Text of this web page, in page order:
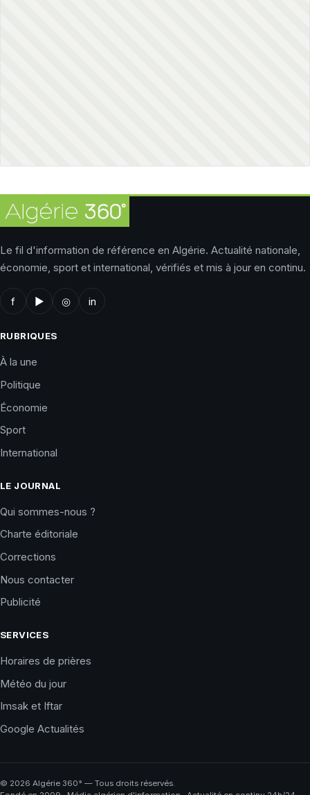
Le fil d'information de référence en Algérie. Actualité nationale,
économie, sport et international, vérifiés et mis à jour en continu.
f ▶ ◎ in
RUBRIQUES
À la une
Politique
Économie
Sport
International
LE JOURNAL
Qui sommes-nous ?
Charte éditoriale
Corrections
Nous contacter
Publicité
SERVICES
Horaires de prières
Météo du jour
Imsak et Iftar
Google Actualités
© 2026 Algérie 360° — Tous droits réservés.